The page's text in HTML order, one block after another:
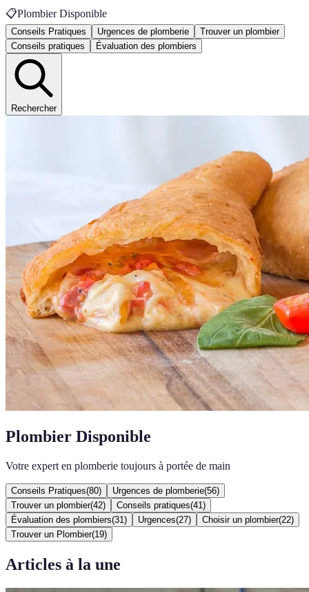
📋Plombier Disponible
Conseils Pratiques Urgences de plomberie
Trouver un plombier
Conseils pratiques
Évaluation des plombiers
Rechercher
Plombier Disponible
Votre expert en plomberie toujours à portée de main
Conseils Pratiques(80) Urgences de plomberie(56)
Trouver un plombier(42) Conseils pratiques(41 )
Évaluation des plombiers(31 ) Urgences(27) Choisir un plombier(22)
Trouver un Plombier(19)
Articles à la une